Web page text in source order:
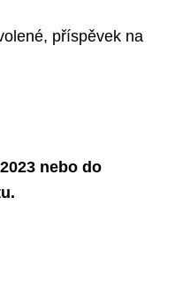
příspěvek na
nebo do